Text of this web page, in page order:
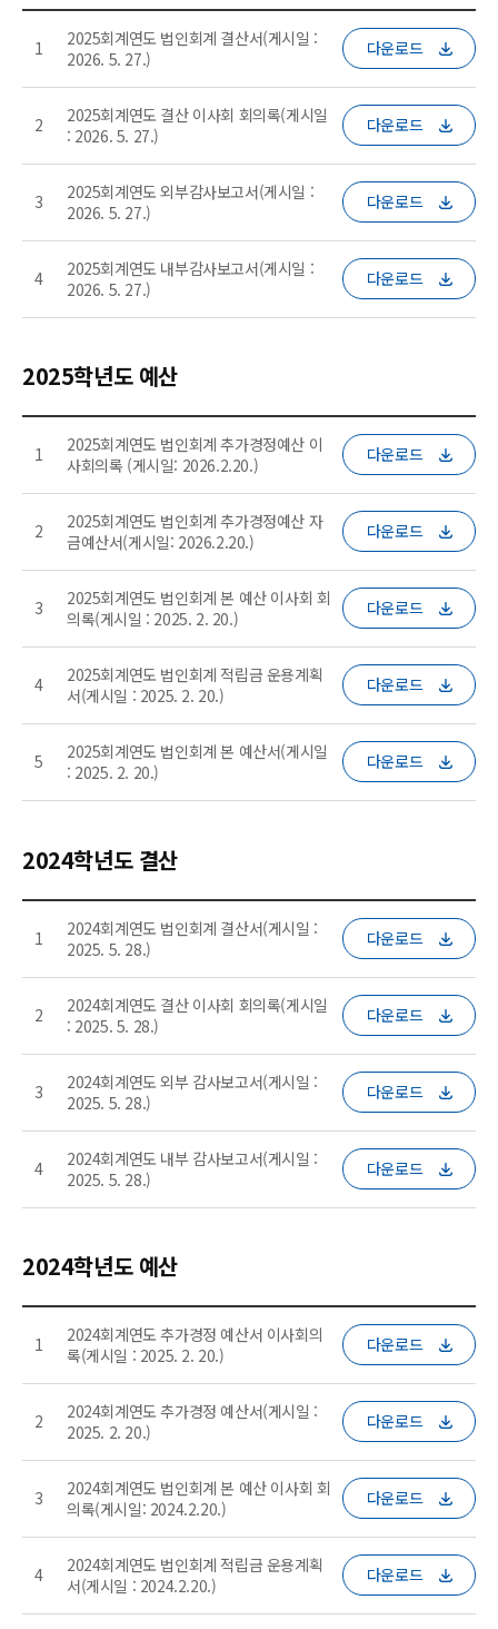
1
2025회계연도 법인회계 결산서(게시일 :
2026. 5. 27.)
다운로드
2
2025회계연도 결산 이사회 회의록(게시일
: 2026. 5. 27.)
다운로드
3
2025회계연도 외부감사보고서(게시일 :
2026. 5. 27.)
다운로드
4
2025회계연도 내부감사보고서(게시일 :
2026. 5. 27.)
다운로드
2025학년도 예산
1
2025회계연도 법인회계 추가경정예산 이
사회의록 (게시일: 2026.2.20.)
다운로드
2
2025회계연도 법인회계 추가경정예산 자
금예산서(게시일: 2026.2.20.)
다운로드
3
2025회계연도 법인회계 본 예산 이사회 회
의록(게시일 : 2025. 2. 20.)
다운로드
4
2025회계연도 법인회계 적립금 운용계획
서(게시일 : 2025. 2. 20.)
다운로드
5
2025회계연도 법인회계 본 예산서(게시일
: 2025. 2. 20.)
다운로드
2024학년도 결산
1
2024회계연도 법인회계 결산서(게시일 :
2025. 5. 28.)
다운로드
2
2024회계연도 결산 이사회 회의록(게시일
: 2025. 5. 28.)
다운로드
3
2024회계연도 외부 감사보고서(게시일 :
2025. 5. 28.)
다운로드
4
2024회계연도 내부 감사보고서(게시일 :
2025. 5. 28.)
다운로드
2024학년도 예산
1
2024회계연도 추가경정 예산서 이사회의
록(게시일 : 2025. 2. 20.)
다운로드
2
2024회계연도 추가경정 예산서(게시일 :
2025. 2. 20.)
다운로드
3
2024회계연도 법인회계 본 예산 이사회 회
의록(게시일: 2024.2.20.)
다운로드
4
2024회계연도 법인회계 적립금 운용계획
서(게시일 : 2024.2.20.)
다운로드